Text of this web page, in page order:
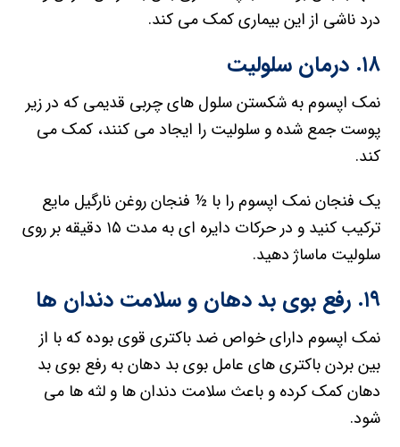
درد ناشی از این بیماری کمک می کند.
۱۸. درمان سلولیت
نمک اپسوم به شکستن سلول های چربی قدیمی که در زیر
پوست جمع شده و سلولیت را ایجاد می کنند، کمک می
کند.
یک فنجان نمک اپسوم را با ½ فنجان روغن نارگیل مایع
ترکیب کنید و در حرکات دایره ای به مدت ۱۵ دقیقه بر روی
سلولیت ماساژ دهید.
۱۹. رفع بوی بد دهان و سلامت دندان ها
نمک اپسوم دارای خواص ضد باکتری قوی بوده که با از
بین بردن باکتری های عامل بوی بد دهان به رفع بوی بد
دهان کمک کرده و باعث سلامت دندان ها و لثه ها می
شود.